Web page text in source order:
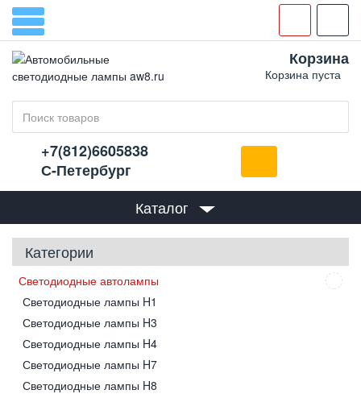
Корзина
Корзина пуста
+7(812)6605838
С-Петербург
Каталог
Категории
Светодиодные автолампы
Светодиодные лампы H1
Светодиодные лампы H3
Светодиодные лампы H4
Светодиодные лампы H7
Светодиодные лампы H8